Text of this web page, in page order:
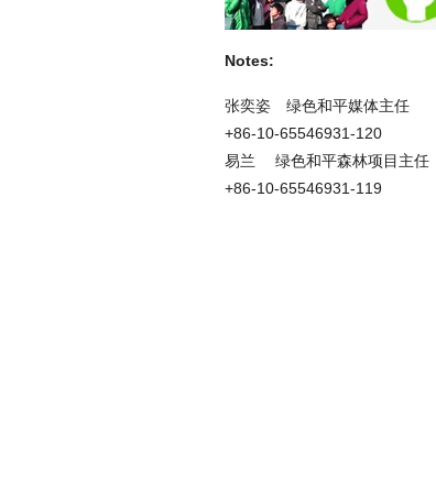
Notes:
张奕姿 绿色和平媒体主任
+86-10-65546931-120
易兰 绿色和平森林项目主任
+86-10-65546931-119